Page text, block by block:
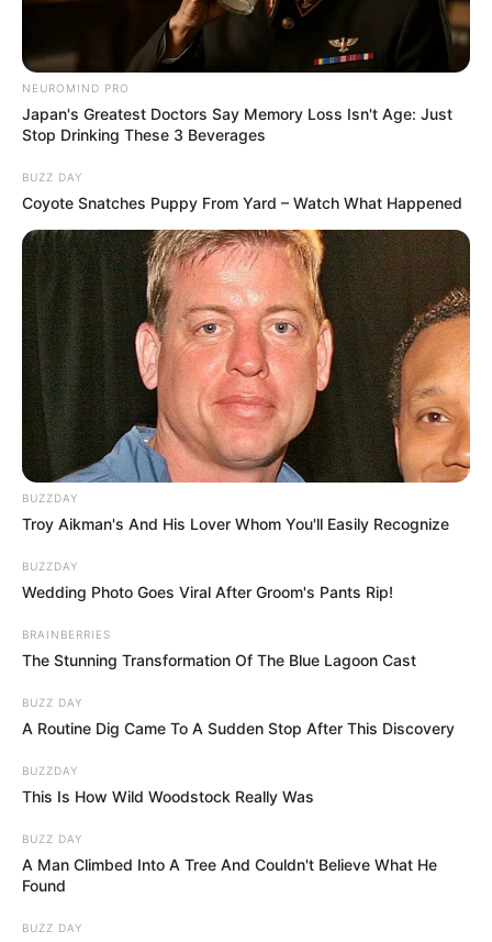
NEUROMIND PRO
Japan's Greatest Doctors Say Memory Loss Isn't Age: Just
Stop Drinking These 3 Beverages
BUZZ DAY
Coyote Snatches Puppy From Yard – Watch What Happened
BUZZDAY
Troy Aikman's And His Lover Whom You'll Easily Recognize
BUZZDAY
Wedding Photo Goes Viral After Groom's Pants Rip!
BRAINBERRIES
The Stunning Transformation Of The Blue Lagoon Cast
BUZZ DAY
A Routine Dig Came To A Sudden Stop After This Discovery
BUZZDAY
This Is How Wild Woodstock Really Was
BUZZ DAY
A Man Climbed Into A Tree And Couldn't Believe What He
Found
BUZZ DAY